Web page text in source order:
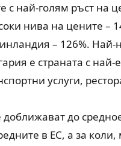
с най-голям ръст на
нива на цените –
– 126%.
е страната с
услуги,
доближават до
в ЕС, а за